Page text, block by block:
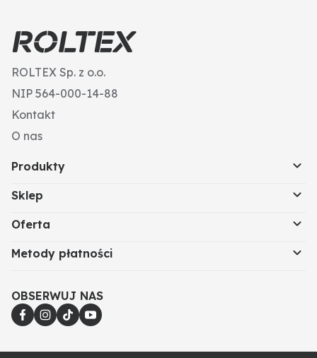
ROLTEX Sp. z o.o.
NIP 564-000-14-88
Kontakt
O nas
Produkty
Sklep
Oferta
Metody płatności
OBSERWUJ NAS